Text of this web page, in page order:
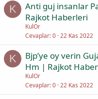
K
Anti guj insanlar
Rajkot Haberleri
KulOr
Cevaplar 0 22 Kas 2022
K
Bjp’ye oy verin
Hm | Rajkot
KulOr
Cevaplar 0 22 Kas 2022